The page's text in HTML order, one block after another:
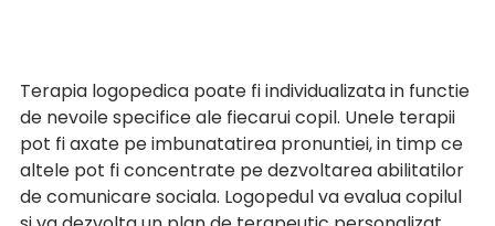
Terapia logopedica poate fi individualizata in functie
de nevoile specifice ale fiecarui copil. Unele terapii
pot fi axate pe imbunatatirea pronuntiei, in timp ce
altele pot fi concentrate pe dezvoltarea abilitatilor
de comunicare sociala. Logopedul va evalua copilul